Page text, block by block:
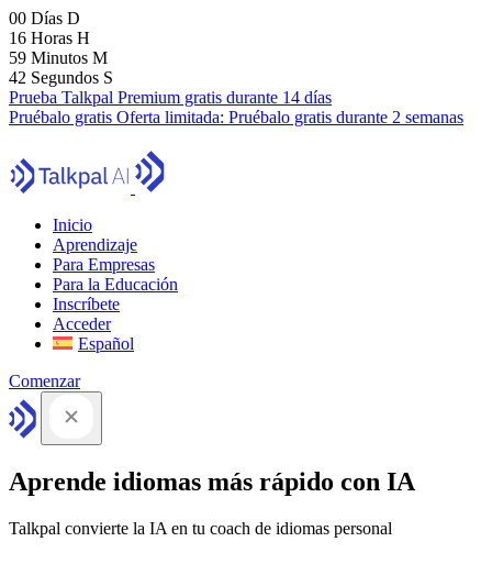
00 Días D
16 Horas H
59 Minutos M
41 Segundos S
Prueba Talkpal Premium gratis durante 14 días
Pruébalo gratis Oferta limitada: Pruébalo gratis durante 2 semanas
Inicio
Aprendizaje
Para Empresas
Para la Educación
Inscríbete
Acceder
Español
Comenzar
Aprende idiomas más rápido con IA
Talkpal convierte la IA en tu coach de idiomas personal